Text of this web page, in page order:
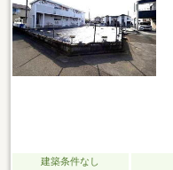
建築条件なし